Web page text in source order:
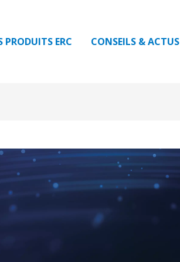
PRODUITS ERC CONSEILS & ACTUS